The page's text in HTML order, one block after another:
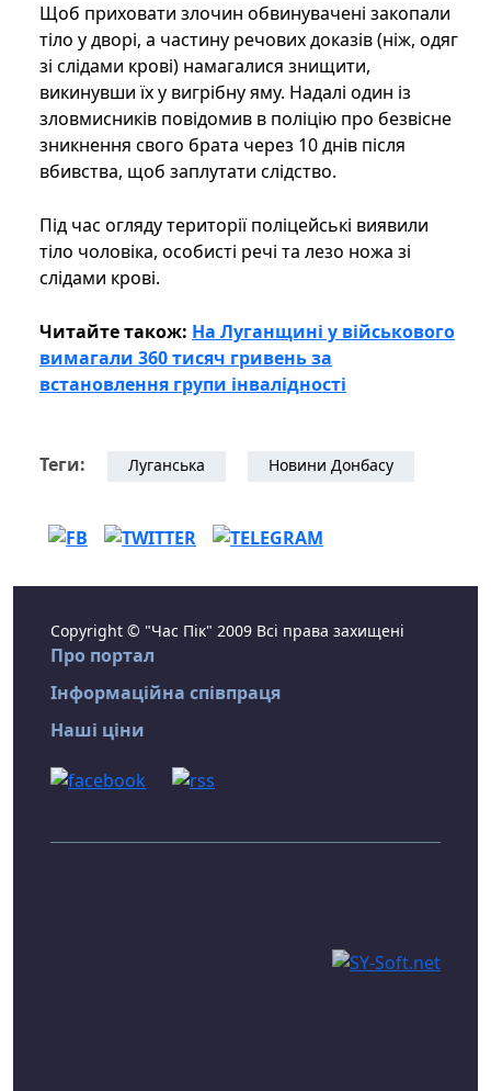
Щоб приховати злочин обвинувачені закопали
тіло у дворі, а частину речових доказів (ніж, одяг
зі слідами крові) намагалися знищити,
викинувши їх у вигрібну яму. Надалі один із
зловмисників повідомив в поліцію про безвісне
зникнення свого брата через 10 днів після
вбивства, щоб заплутати слідство.
Під час огляду території поліцейські виявили
тіло чоловіка, особисті речі та лезо ножа зі
слідами крові.
Читайте також: На Луганщині у військового
вимагали 360 тисяч гривень за
встановлення групи інвалідності
Теги: Луганська Новини Донбасу
Copyright © "Час Пік" 2009 Всі права захищені
Про портал
Інформаційна співпраця
Наші ціни